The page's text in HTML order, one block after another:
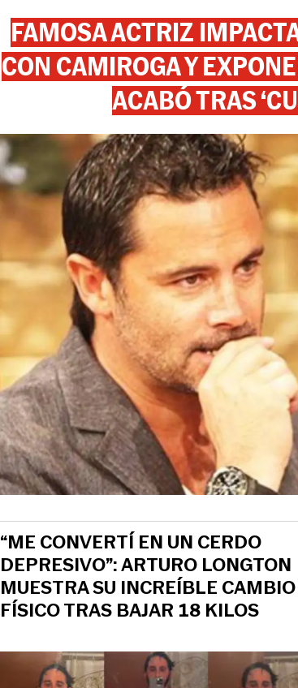
FAMOSA ACTRIZ
CON CAMIROGA Y
ACABÓ TRAS
“ME CONVERTÍ EN UN CERDO
DEPRESIVO”: ARTURO LONGTON
MUESTRA SU INCREÍBLE CAMBIO
FÍSICO TRAS BAJAR 18 KILOS